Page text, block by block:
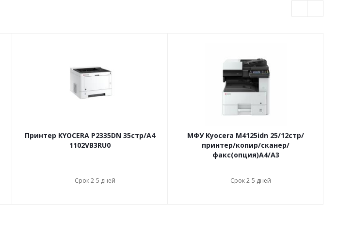
Принтер KYOCERA P2335DN 35стр/А4
1102VB3RU0
Срок 2-5 дней
МФУ Kyocera M4125idn 25/12стр/
принтер/копир/сканер/
факс(опция)А4/А3
Срок 2-5 дней